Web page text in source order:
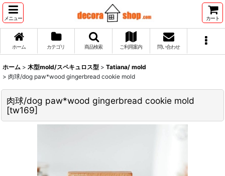
メニュー カート
ホーム カテゴリ 商品検索 ご利用案内 問い合わせ
ホーム > 木型mold/スペキュロス型 > Tatiana/ mold
> 肉球/dog paw*wood gingerbread cookie mold
肉球/dog paw*wood gingerbread cookie mold
[tw169]